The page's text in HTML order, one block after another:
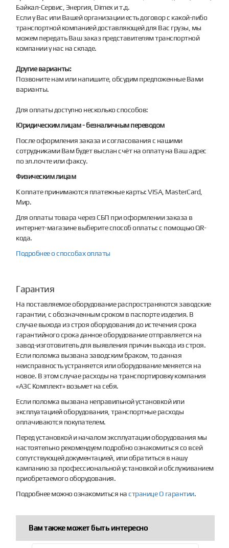
Байкал-Сервис, Энергия, Dimex и т.д.
Если у Вас или Вашей организации есть договор с какой-либо
транспортной компанией доставляющей для Вас грузы, мы
можем передать Ваш заказ представителям транспортной
компании у нас на складе.
Другие варианты:
Позвоните нам или напишите, обсудим предложенные Вами
варианты.
Для оплаты доступно несколько способов:
Юридическим лицам - безналичным переводом
После оформления заказа и согласования с нашими
сотрудниками Вам будет выслан счёт на оплату на Ваш адрес
по эл.почте или факсу.
Физическим лицам
К оплате принимаются платежные карты: VISA, MasterCard,
Мир.
Для оплаты товара через СБП при оформлении заказа в
интернет-магазине выберите способ оплаты: с помощью QR-
кода.
Подробнее о способах оплаты
Гарантия
На поставляемое оборудование распространяются заводские
гарантии, с обозначенным сроком в паспорте изделия. В
случае выхода из строя оборудования до истечения срока
гарантийного срока данное оборудование отправляется на
завод-изготовитель для выявления причин выхода из строя.
Если поломка вызвана заводским браком, то данная
неисправность устраняется или оборудование меняется на
новое. В этом случае расходы на транспортировку компания
«АЗС Комплект» возьмет на себя.
Если поломка вызвана неправильной установкой или
эксплуатацией оборудования, транспортные расходы
оплачиваются покупателем.
Перед установкой и началом эксплуатации оборудования мы
настоятельно рекомендуем подробно ознакомиться со всей
сопутствующей документацией, или обратиться в нашу
кампанию за профессиональной установкой и обслуживанием
приобретаемого оборудования.
Подробнее можно ознакомиться настранице О гарантии.
Вам также может быть интересно